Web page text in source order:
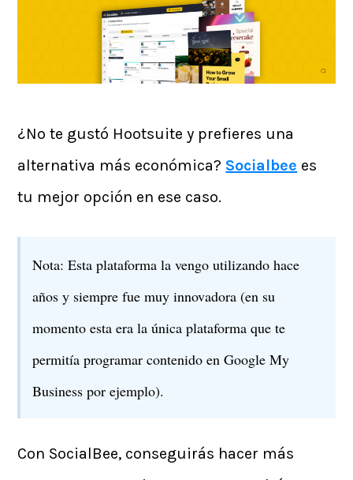
¿No te gustó Hootsuite y prefieres una
alternativa más económica? Socialbee es
tu mejor opción en ese caso.
Nota: Esta plataforma la vengo utilizando hace
años y siempre fue muy innovadora (en su
momento esta era la única plataforma que te
permitía programar contenido en Google My
Business por ejemplo).
Con SocialBee, conseguirás hacer más